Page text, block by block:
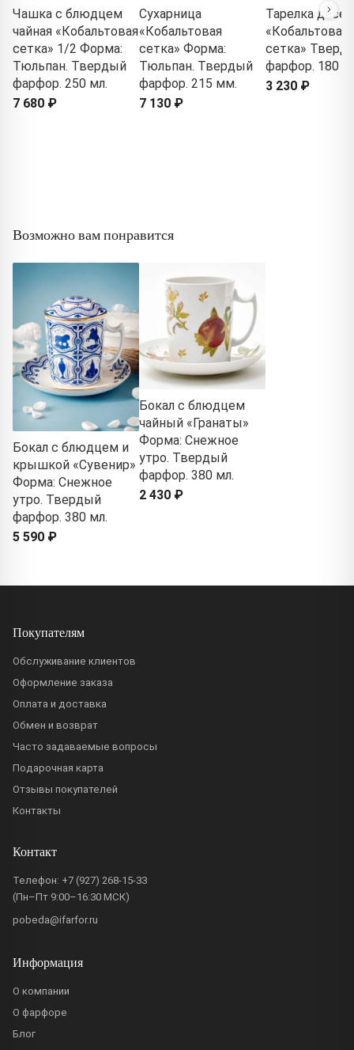
Чашка с блюдцем
чайная «Кобальтовая
сетка» 1/2 Форма:
Тюльпан. Твердый
фарфор. 250 мл.
7 680 ₽
Сухарница
«Кобальтовая
сетка» Форма:
Тюльпан. Твердый
фарфор. 215 мм.
7 130 ₽
Тарелка
«Кобальтовая
сетка»
фарфор. 180
3 230 ₽
Возможно вам понравится
Бокал с блюдцем и
крышкой «Сувенир»
Форма: Снежное
утро. Твердый
фарфор. 380 мл.
5 590 ₽
Бокал с блюдцем
чайный «Гранаты»
Форма: Снежное
утро. Твердый
фарфор. 380 мл.
2 430 ₽
Покупателям
Обслуживание клиентов
Оформление заказа
Оплата и доставка
Обмен и возврат
Часто задаваемые вопросы
Подарочная карта
Отзывы покупателей
Контакты
Контакт
Телефон: +7 (927) 268-15-33
(Пн–Пт 9:00–16:30 МСК)
pobeda@ifarfor.ru
Информация
О компании
О фарфоре
Блог